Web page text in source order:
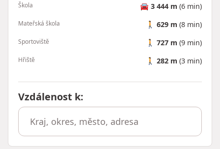
Škola 🚘 3 444 m (6 min)
Mateřská škola 🚶 629 m (8 min)
Sportoviště 🚶 727 m (9 min)
Hřiště 🚶 282 m (3 min)
Vzdálenost k: